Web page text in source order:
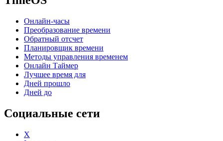
Онлайн-часы
Преобразование времени
Обратный отсчет
Планировщик времени
Методы управления временем
Онлайн Таймер
Лучшее время для
Дней прошло
Дней до
Социальные сети
X